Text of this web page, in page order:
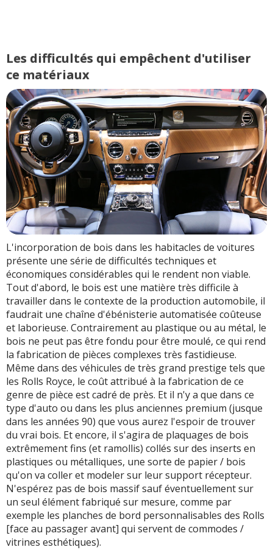
Les difficultés qui empêchent d'utiliser
ce matériaux
L'incorporation de bois dans les habitacles de voitures
présente une série de difficultés techniques et
économiques considérables qui le rendent non viable.
Tout d'abord, le bois est une matière très difficile à
travailler dans le contexte de la production automobile, il
faudrait une chaîne d'ébénisterie automatisée coûteuse
et laborieuse. Contrairement au plastique ou au métal, le
bois ne peut pas être fondu pour être moulé, ce qui rend
la fabrication de pièces complexes très fastidieuse.
Même dans des véhicules de très grand prestige tels que
les Rolls Royce, le coût attribué à la fabrication de ce
genre de pièce est cadré de près. Et il n'y a que dans ce
type d'auto ou dans les plus anciennes premium (jusque
dans les années 90) que vous aurez l'espoir de trouver
du vrai bois. Et encore, il s'agira de plaquages de bois
extrêmement fins (et ramollis) collés sur des inserts en
plastiques ou métalliques, une sorte de papier / bois
qu'on va coller et modeler sur leur support récepteur.
N'espérez pas de bois massif sauf éventuellement sur
un seul élément fabriqué sur mesure, comme par
exemple les planches de bord personnalisables des Rolls
[face au passager avant] qui servent de commodes /
vitrines esthétiques).